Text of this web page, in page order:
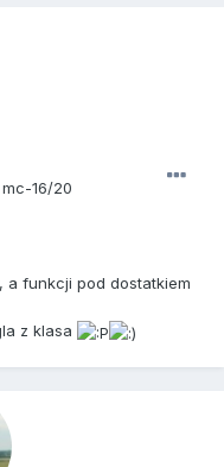
16/20
a funkcji pod dostatkiem
z klasa